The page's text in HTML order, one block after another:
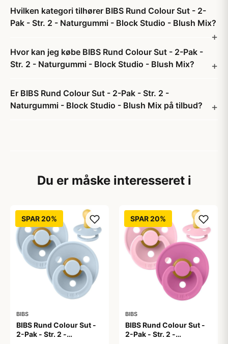
Hvilken kategori tilhører BIBS Rund Colour Sut - 2-
Pak - Str. 2 - Naturgummi - Block Studio - Blush Mix?
Hvor kan jeg købe BIBS Rund Colour Sut - 2-Pak -
Str. 2 - Naturgummi - Block Studio - Blush Mix?
Er BIBS Rund Colour Sut - 2-Pak - Str. 2 -
Naturgummi - Block Studio - Blush Mix på tilbud?
Du er måske interesseret i
SPAR 20%
BIBS
BIBS Rund Colour Sut -
2-Pak - Str. 2 -
SPAR 20%
BIBS
BIBS Rund Colour Sut -
2-Pak - Str. 2 -